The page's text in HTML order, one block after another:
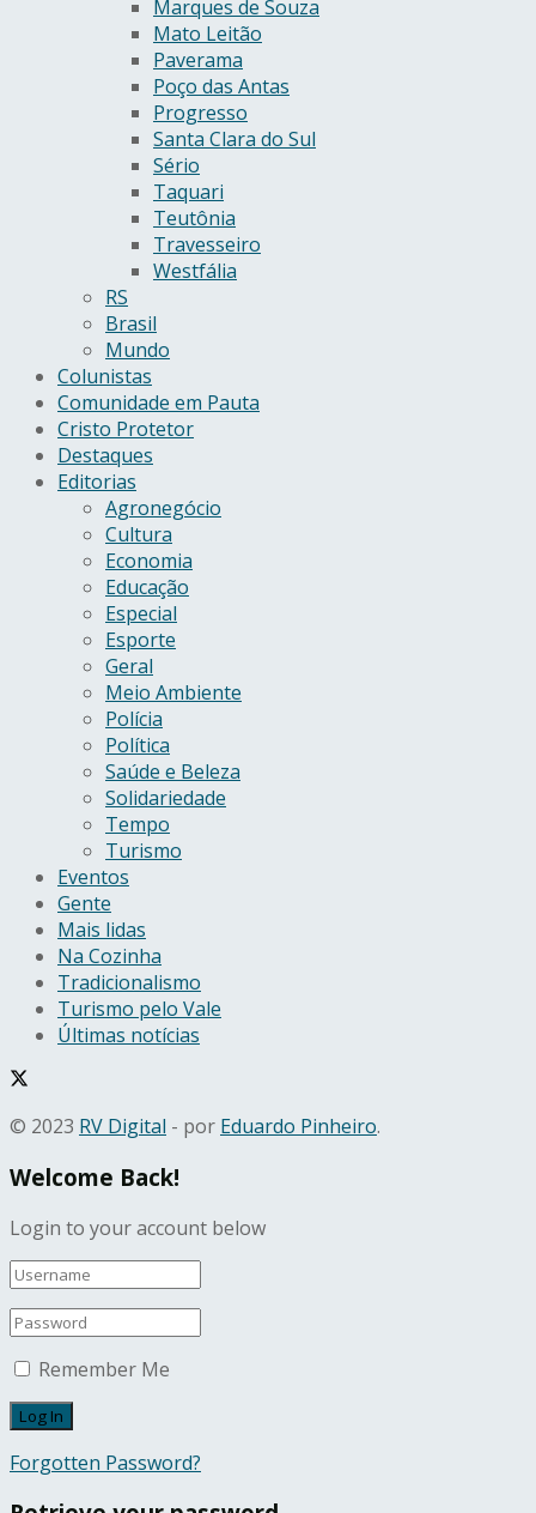
Marques de Souza
Mato Leitão
Paverama
Poço das Antas
Progresso
Santa Clara do Sul
Sério
Taquari
Teutônia
Travesseiro
Westfália
RS
Brasil
Mundo
Colunistas
Comunidade em Pauta
Cristo Protetor
Destaques
Editorias
Agronegócio
Cultura
Economia
Educação
Especial
Esporte
Geral
Meio Ambiente
Polícia
Política
Saúde e Beleza
Solidariedade
Tempo
Turismo
Eventos
Gente
Mais lidas
Na Cozinha
Tradicionalismo
Turismo pelo Vale
Últimas notícias
© 2023 RV Digital - por Eduardo Pinheiro.
Welcome Back!
Login to your account below
Remember Me
Forgotten Password?